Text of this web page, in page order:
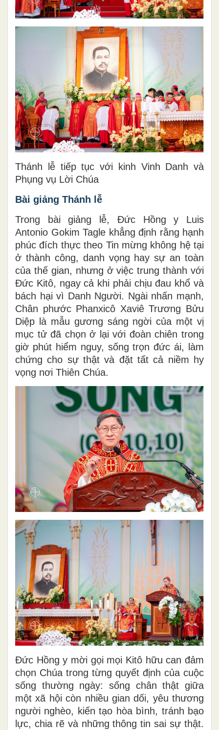
Thánh lễ tiếp tục với kinh Vinh Danh và
Phụng vụ Lời Chúa
Bài giảng Thánh l ễ
Trong bài giảng lễ, Đức Hồng y Luis
Antonio Gokim Tagle khẳng định rằng hạnh
phúc đích thực theo Tin mừng không hệ tại
ở thành công, danh vọng hay sự an toàn
của thế gian, nhưng ở việc trung thành với
Đức Kitô, ngay cả khi phải chịu đau khổ và
bách hại vì Danh Người. Ngài nhấn mạnh,
Chân phước Phanxicô Xaviê Trương Bửu
Diệp là mẫu gương sáng ngời của một vị
mục tử đã chọn ở lại với đoàn chiên trong
giờ phút hiểm nguy, sống trọn đức ái, làm
chứng cho sự thật và đặt tất cả niềm hy
vọng nơi Thiên Chúa.
Đức Hồng y mời gọi mọi Kitô hữu can đảm
chọn Chúa trong từng quyết định của cuộc
sống thường ngày: sống chân thật giữa
một xã hội còn nhiều gian dối, yêu thương
người nghèo, kiến tạo hòa bình, tránh bạo
lực, chia rẽ và những thông tin sai sự thật.